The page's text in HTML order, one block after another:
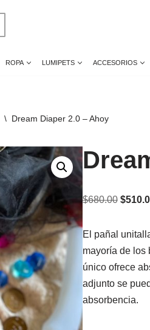
ROPA LUMIPETS ACCESORIOS
\ Dream Diaper 2.0 – Ahoy
$680.00 $
El pañal
mayoría de los
único ofrece
adjunto se
absorbencia.